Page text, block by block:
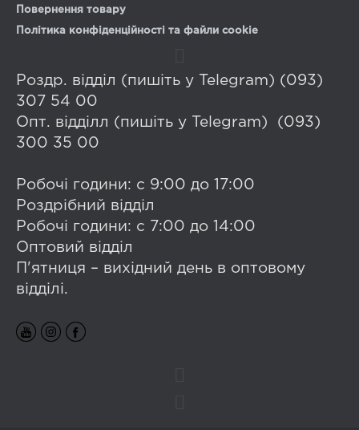
Повернення товару
Політика конфіденційності та файли cookie
Роздр. відділ (пишіть у Telegram) (093)
307 54 00
Опт. відділл (пишіть у Telegram) (093)
300 35 00
Робочі години: с 9:00 до 17:00
Роздрібний відділ
Робочі години: с 7:00 до 14:00
Оптовий відділ
П'ятниця – вихідний день в оптовому
відділі.